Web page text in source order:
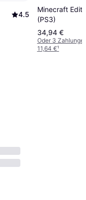
4.5
Minecraft
(PS3)
34,94 €
Oder 3
11,64 €¹